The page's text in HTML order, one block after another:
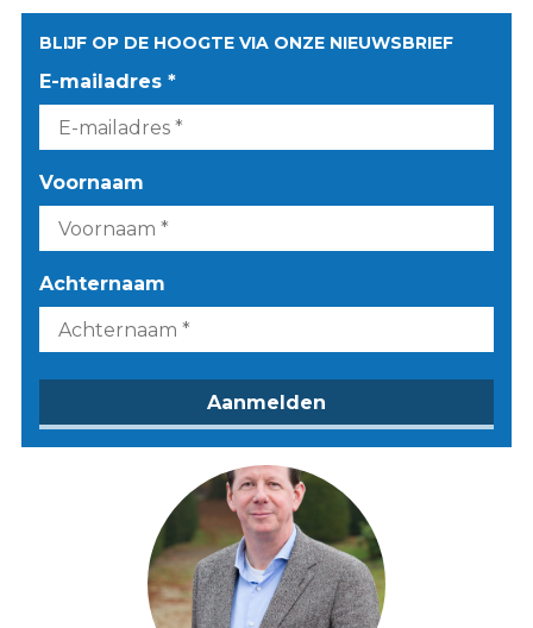
BLIJF OP DE HOOGTE VIA ONZE NIEUWSBRIEF
E-mailadres *
Voornaam
Achternaam